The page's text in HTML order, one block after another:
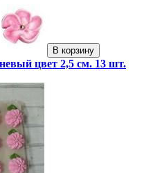
В корзину
цвет 2,5 см. 13 шт.